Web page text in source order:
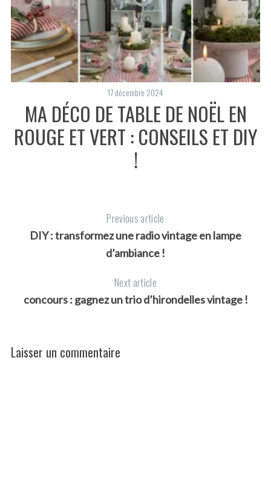
17 décembre 2024
MA DÉCO DE TABLE DE NOËL EN
ROUGE ET VERT : CONSEILS ET DIY
!
Previous article
DIY : transformez une radio vintage en lampe
d’ambiance !
Next article
concours : gagnez un trio d’hirondelles vintage !
Laisser un commentaire